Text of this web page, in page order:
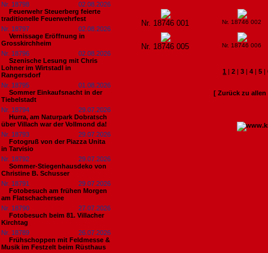
Nr. 18798
02.08.2026
Feuerwehr Steuerberg feierte
traditionelle Feuerwehrfest
Nr. 18797
02.08.2026
Vernissage Eröffnung in
Grosskirchheim
Nr. 18796
02.08.2026
Szenische Lesung mit Chris
Lohner im Wirtstadl in
Rangersdorf
Nr. 18795
01.08.2026
Sommer Einkaufsnacht in der
Tiebelstadt
Nr. 18794
29.07.2026
Hurra, am Naturpark Dobratsch
über Villach war der Vollmond da!
Nr. 18793
29.07.2026
Fotogruß von der Piazza Unita
in Tarvisio
Nr. 18792
29.07.2026
Sommer-Stiegenhausdeko von
Christine B. Schusser
Nr. 18791
29.07.2026
Fotobesuch am frühen Morgen
am Flatschachersee
Nr. 18790
27.07.2026
Fotobesuch beim 81. Villacher
Kirchtag
Nr. 18789
26.07.2026
Frühschoppen mit Feldmesse &
Musik im Festzelt beim Rüsthaus
Nr. 18746 001 Nr. 18746 002
Nr. 18746 005 Nr. 18746 006
1 |2 |3 |4 |5 |
[ Zurück zu